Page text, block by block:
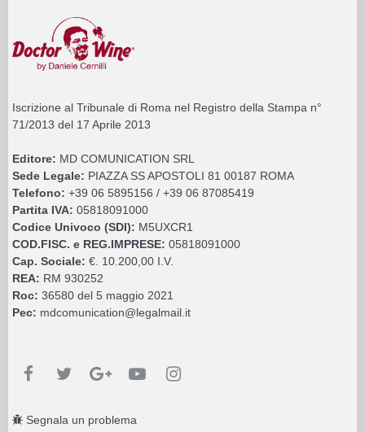
Iscrizione al Tribunale di Roma nel Registro della Stampa n°
71/2013 del 17 Aprile 2013
Editore: MD COMUNICATION SRL
Sede Legale: PIAZZA SS APOSTOLI 81 00187 ROMA
Telefono: +39 06 5895156 / +39 06 87085419
Partita IVA: 05818091000
Codice Univoco (SDI): M5UXCR1
COD.FISC. e REG.IMPRESE: 05818091000
Cap. Sociale: €. 10.200,00 I.V.
REA: RM 930252
Roc: 36580 del 5 maggio 2021
Pec: mdcomunication@legalmail.it
Segnala un problema